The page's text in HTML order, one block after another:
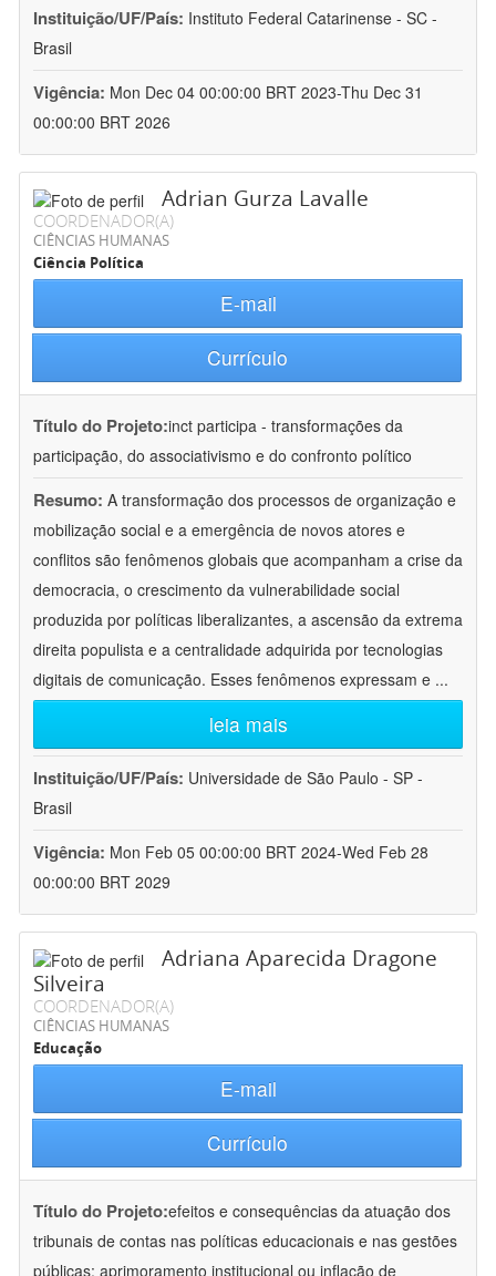
Instituição/UF/País: Instituto Federal Catarinense - SC -
Brasil
Vigência: Mon Dec 04 00:00:00 BRT 2023-Thu Dec 31
00:00:00 BRT 2026
Adrian Gurza Lavalle
COORDENADOR(A)
CIÊNCIAS HUMANAS
Ciência Política
E-mail
Currículo
Título do Projeto:inct participa - transformações da
participação, do associativismo e do confronto político
Resumo: A transformação dos processos de organização e
mobilização social e a emergência de novos atores e
conflitos são fenômenos globais que acompanham a crise da
democracia, o crescimento da vulnerabilidade social
produzida por políticas liberalizantes, a ascensão da extrema
direita populista e a centralidade adquirida por tecnologias
digitais de comunicação. Esses fenômenos expressam e ...
leia mais
Instituição/UF/País: Universidade de São Paulo - SP -
Brasil
Vigência: Mon Feb 05 00:00:00 BRT 2024-Wed Feb 28
00:00:00 BRT 2029
Adriana Aparecida Dragone
Silveira
COORDENADOR(A)
CIÊNCIAS HUMANAS
Educação
E-mail
Currículo
Título do Projeto:efeitos e consequências da atuação dos
tribunais de contas nas políticas educacionais e nas gestões
públicas: aprimoramento institucional ou inflação de